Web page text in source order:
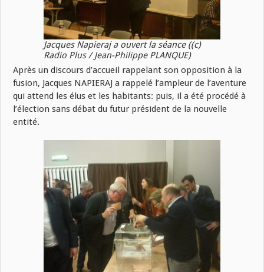
Jacques Napieraj a ouvert la séance ((c)
Radio Plus / Jean-Philippe PLANQUE)
Après un discours d’accueil rappelant son opposition à la
fusion, Jacques NAPIERAJ a rappelé l’ampleur de l’aventure
qui attend les élus et les habitants: puis, il a été procédé à
l’élection sans débat du futur président de la nouvelle
entité.